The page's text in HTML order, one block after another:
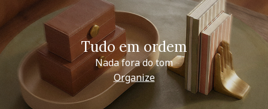
Tudo em ordem
Nada fora do tom
Organize